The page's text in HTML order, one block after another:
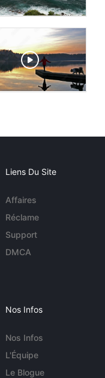
Liens Du Site
Affaires
Réclame
Support
DMCA
Nos Infos
Nos Infos
L'Équipe
Le Blogue